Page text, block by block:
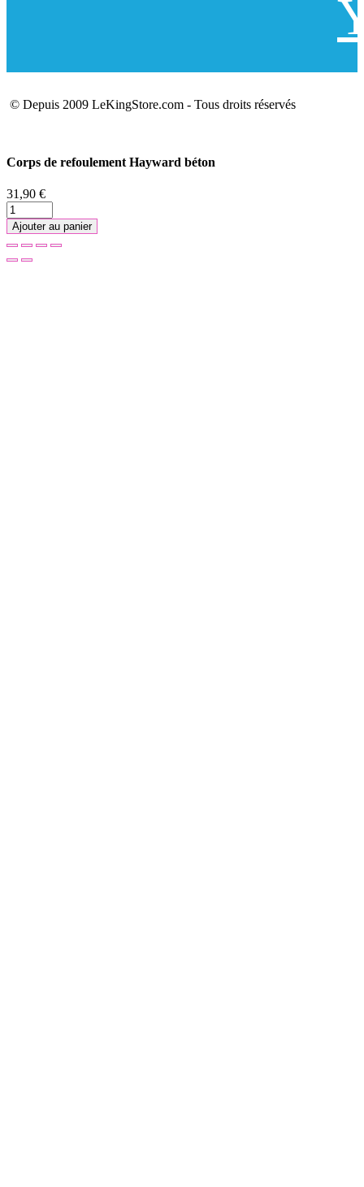
© Depuis 2009 LeKingStore.com - Tous droits réservés
Corps de refoulement Hayward béton
31,90 €
Ajouter au panier